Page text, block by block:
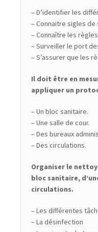
– D’identifier les
– Connaitre sigles de
– Connaître les
– Surveiller le port
– S’assurer que les
Il doit être en
appliquer un
– Un bloc sanitaire.
– Une salle de cour.
– Des bureaux
– Des circulations.
Organiser le
bloc sanitaire,
circulations.
– Les différentes
– La désinfection